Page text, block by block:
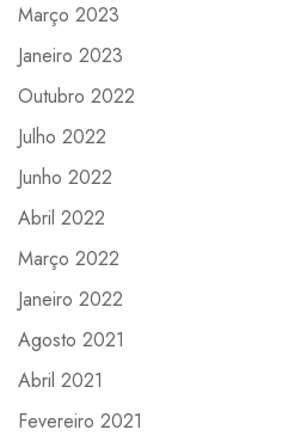
Março 2023
Janeiro 2023
Outubro 2022
Julho 2022
Junho 2022
Abril 2022
Março 2022
Janeiro 2022
Agosto 2021
Abril 2021
Fevereiro 2021